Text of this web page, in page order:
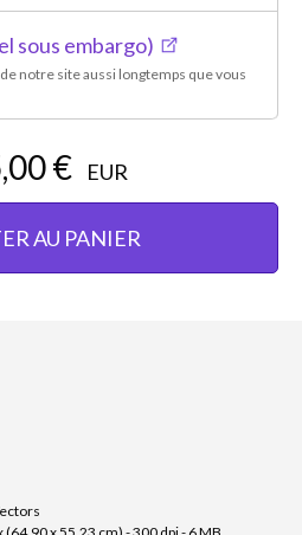
sous embargo)
notre site aussi longtemps que vous
€ EUR
AU PANIER